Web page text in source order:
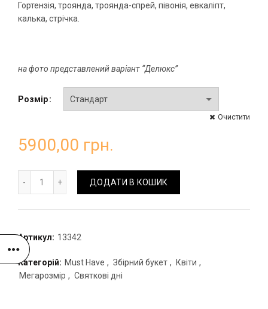
Гортензія, троянда, троянда-спрей, півонія, евкаліпт,
калька, стрічка.
на фото представлений варіант “Делюкс”
Розмір
Очистити
5900,00 грн.
ДОДАТИ В КОШИК
Артикул: 13342
Категорій: Must Have , Збірний букет , Квіти ,
Мегарозмір , Святкові дні